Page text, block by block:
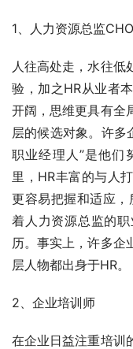
1、人力资源总监CHO
人往高处走，水往低
验，加之HR从业者
开阔，思维更具有全
层的候选对象。许多
职业经理人”是他们
里，HR丰富的与人
更容易把握和适应
着人力资源总监的
历。事实上，许多企
层人物都出身于HR。
2、企业培训师
在企业日益注重培训